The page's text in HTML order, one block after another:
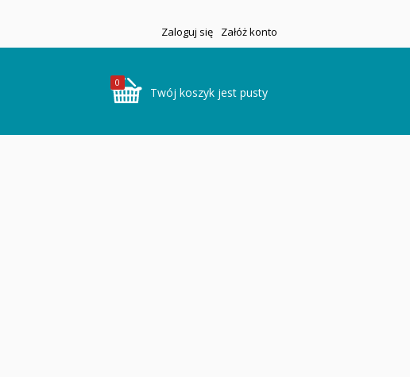
Zaloguj się Załóż konto
0
Twój koszyk jest pusty